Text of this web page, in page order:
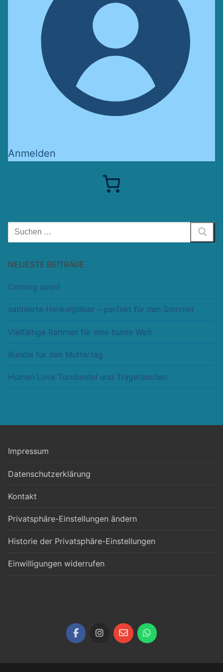
Anmelden
Suchen
nach:
NEUESTE BEITRÄGE
Coming soon!
satinierte Henkelgläser – perfekt für den Sommer
Vielfältige Rahmen für eine bunte Welt
Bundle für den Muttertag
Human Love Turnbeutel und Tragetaschen
Impressum
Datenschutzerklärung
Kontakt
Privatsphäre-Einstellungen ändern
Historie der Privatsphäre-Einstellungen
Einwilligungen widerrufen